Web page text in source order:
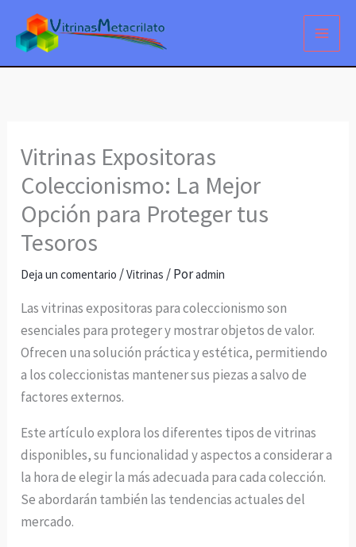
contenido
Vitrinas Expositoras
Coleccionismo: La Mejor
Opción para Proteger tus
Tesoros
Deja un comentario /Vitrinas / Poradmin
Las vitrinas expositoras para coleccionismo son
esenciales para proteger y mostrar objetos de valor.
Ofrecen una solución práctica y estética, permitiendo
a los coleccionistas mantener sus piezas a salvo de
factores externos.
Este artículo explora los diferentes tipos de vitrinas
disponibles, su funcionalidad y aspectos a considerar a
la hora de elegir la más adecuada para cada colección.
Se abordarán también las tendencias actuales del
mercado.